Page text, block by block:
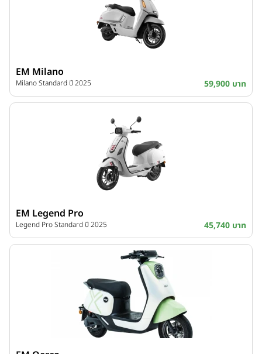
EM Milano
Milano Standard ปี 2025 59,900 บาท
EM Legend Pro
Legend Pro Standard ปี 2025 45,740 บาท